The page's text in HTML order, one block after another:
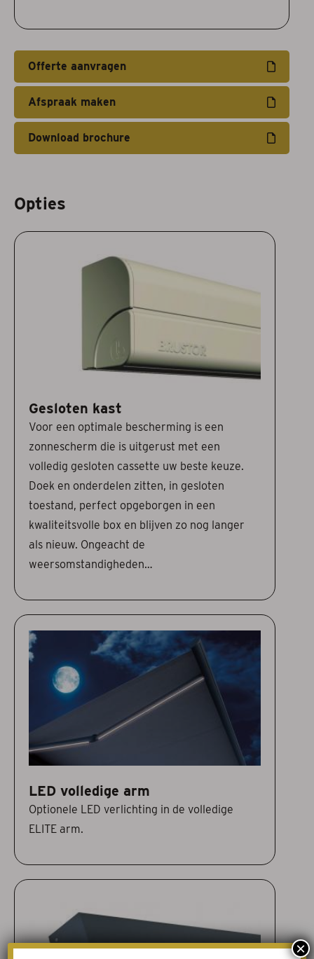
Offerte aanvragen
Afspraak maken
Download brochure
Opties
Gesloten kast
Voor een optimale bescherming is een
zonnescherm die is uitgerust met een
volledig gesloten cassette uw beste keuze.
Doek en onderdelen zitten, in gesloten
toestand, perfect opgeborgen in een
kwaliteitsvolle box en blijven zo nog langer
als nieuw. Ongeacht de
weersomstandigheden…
LED volledige arm
Optionele LED verlichting in de volledige
ELITE arm.
×